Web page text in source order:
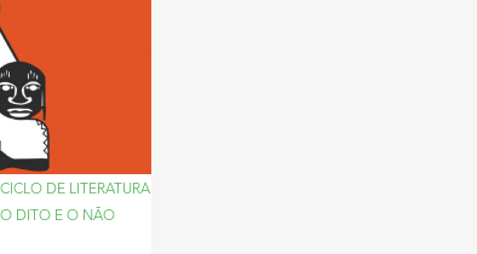
CICLO DE LITERATURA
O DITO E O NÃO